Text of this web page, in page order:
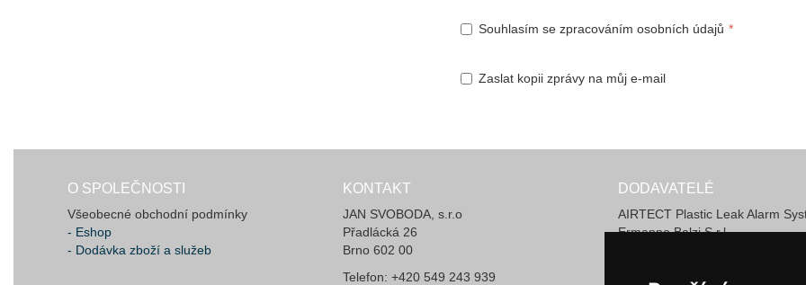
Souhlasím se zpracováním osobních údajů
Zaslat kopii zprávy na můj e-mail
O SPOLEČNOSTI
Všeobecné obchodní podmínky
- Eshop
- Dodávka zboží a služeb
KONTAKT
JAN SVOBODA, s.r.o
Přadlácká 26
Brno 602 00
Telefon: +420 549 243 939
DODAVATELÉ
AIRTECT Plastic Leak Alarm
Ermanno Balzi S.r.l.